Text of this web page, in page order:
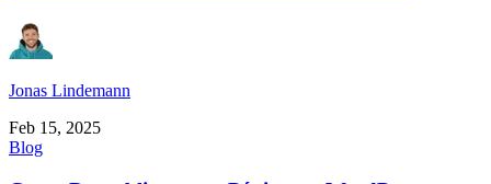
Jonas Lindemann
Feb 15, 2025
Blog